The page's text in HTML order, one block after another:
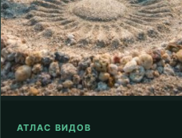
АТЛАС ВИДОВ